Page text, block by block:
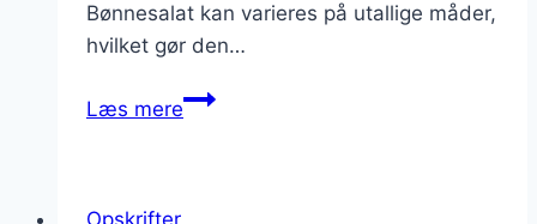
Bønnesalat kan varieres på utallige måder,
hvilket gør den…
Læs mereBønnesalat